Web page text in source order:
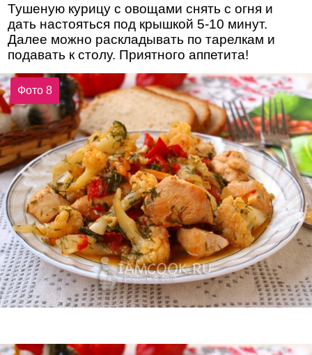
Тушеную курицу с овощами снять с огня и
дать настояться под крышкой 5-10 минут.
Далее можно раскладывать по тарелкам и
подавать к столу. Приятного аппетита!
Фото 8